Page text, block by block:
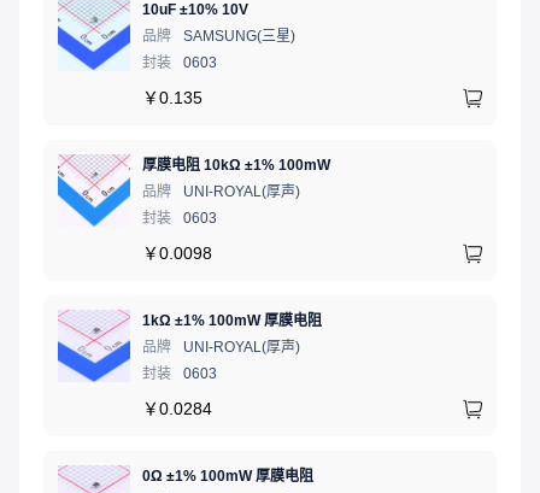
10uF ±10% 10V
品牌
SAMSUNG(三星)
封装
0603
￥0.135
厚膜电阻 10kΩ ±1% 100mW
品牌
UNI-ROYAL(厚声)
封装
0603
￥0.0098
1kΩ ±1% 100mW 厚膜电阻
品牌
UNI-ROYAL(厚声)
封装
0603
￥0.0284
0Ω ±1% 100mW 厚膜电阻